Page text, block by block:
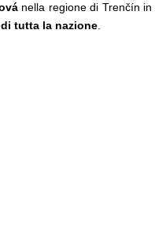
nella regione di Trenčín in
tutta la nazione.